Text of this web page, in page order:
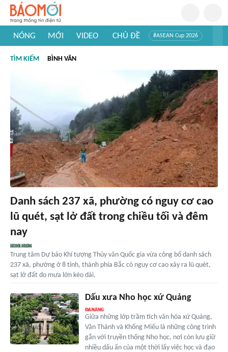
NÓNG MỚI VIDEO CHỦ ĐỀ #ASEAN Cup 2026
#Khám phá thế giới
TÌM KIẾM BÌNH VĂN
Danh sách 237 xã, phường có nguy cơ cao
lũ quét, sạt lở đất trong chiều tối và đêm
nay
Trung tâm Dự báo Khí tượng Thủy văn Quốc gia vừa công bố danh sách
237 xã, phường ở 8 tỉnh, thành phía Bắc có nguy cơ cao xảy ra lũ quét,
sạt lở đất do mưa lớn kéo dài.
Dấu xưa Nho học xứ Quảng
Giữa những lớp trầm tích văn hóa xứ Quảng,
Văn Thánh và Khổng Miếu là những công trình
gắn với truyền thống Nho học, nơi còn lưu giữ
nhiều dấu ấn của một thời lấy việc học và đạo